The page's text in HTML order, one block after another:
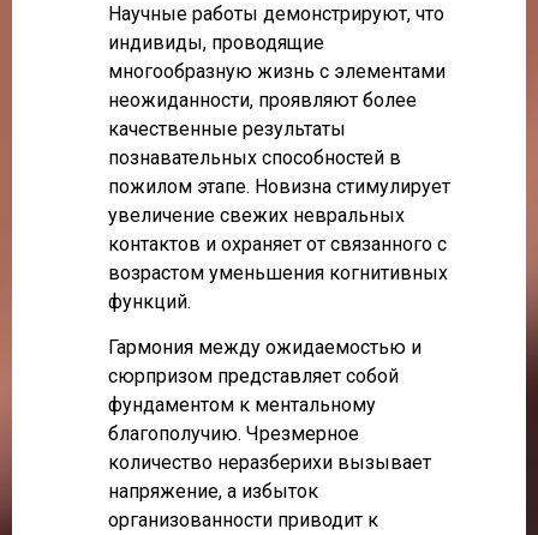
Научные работы демонстрируют, что
индивиды, проводящие
многообразную жизнь с элементами
неожиданности, проявляют более
качественные результаты
познавательных способностей в
пожилом этапе. Новизна стимулирует
увеличение свежих невральных
контактов и охраняет от связанного с
возрастом уменьшения когнитивных
функций.
Гармония между ожидаемостью и
сюрпризом представляет собой
фундаментом к ментальному
благополучию. Чрезмерное
количество неразберихи вызывает
напряжение, а избыток
организованности приводит к